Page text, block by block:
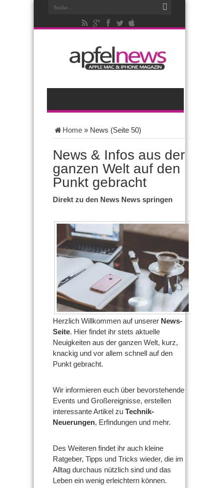
Home » News (Seite 50)
News & Infos aus der
ganzen Welt auf den
Punkt gebracht
Direkt zu den News News springen
Herzlich Willkommen auf unserer News-
Seite. Hier findet ihr stets aktuelle
Neuigkeiten aus der ganzen Welt, kurz,
knackig und vor allem schnell auf den
Punkt gebracht.
Wir informieren euch über bevorstehende
Events und Großereignisse, erstellen
interessante Artikel zu Technik-
Neuerungen, Erfindungen und mehr.
Des Weiteren findet ihr auch kleine
Ratgeber, Tipps und Tricks wieder, die im
Alltag durchaus nützlich sind und das
Leben ein wenig erleichtern können.